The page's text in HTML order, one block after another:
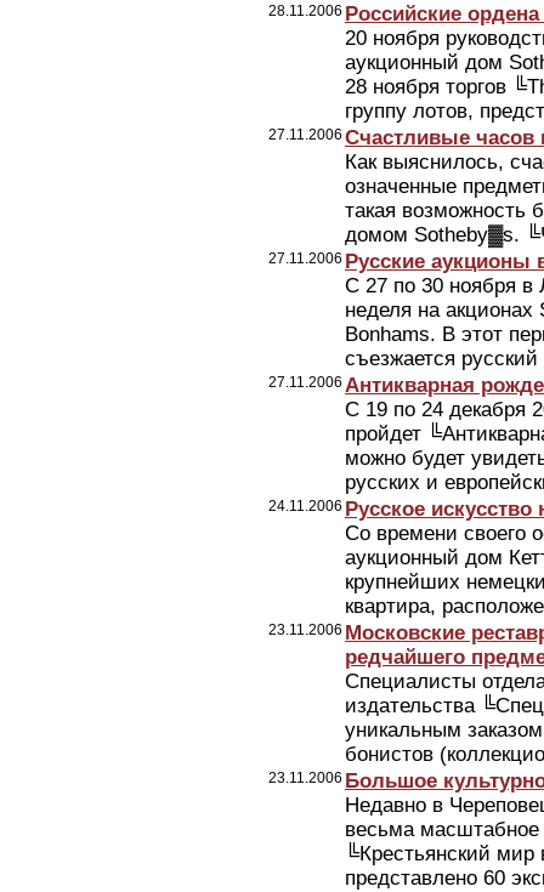
28.11.2006 Российские
20 ноября
аукционный дом
28 ноября торгов
группу лотов,
27.11.2006 Счастливые
Как выяснилось,
означенные
такая возможность
домом Sotheby▓s.
27.11.2006 Русские аукционы
С 27 по 30 ноября в
неделя на
Bonhams. В этот
съезжается
27.11.2006 Антикварная
С 19 по 24 декабря
пройдет
можно будет
русских и
24.11.2006 Русское искусство
Сo времени своего
аукционный дом
крупнейших
квартира,
23.11.2006 Московские
редчайшего
Специалисты
издательства
уникальным
бонистов
23.11.2006 Большое
Недавно в
весьма масштабное
╚Крестьянский мир
представлено 60